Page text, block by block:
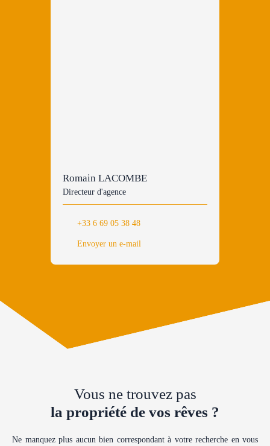
Romain LACOMBE
Directeur d'agence
+33 6 69 05 38 48
Envoyer un e-mail
Vous ne trouvez pas
la propriété de vos rêves ?
Ne manquez plus aucun bien correspondant à votre recherche en vous